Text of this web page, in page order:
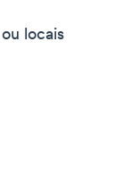
locais